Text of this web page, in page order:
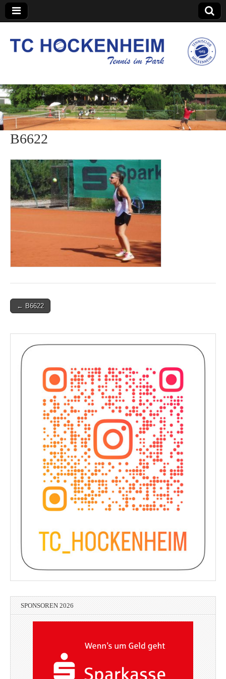
TC Hockenheim
B6622
Post← B6622
SPONSOREN 2026